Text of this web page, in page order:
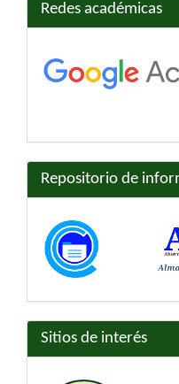
Redes académicas
Repositorio de
Sitios de interés